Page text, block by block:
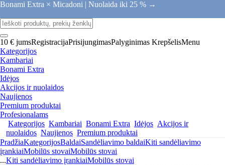
Bonami Extra × Micadoni | Nuolaida iki 25 % →
10 € jumsRegistracijaPrisijungimasPalyginimas KrepšelisMenu
Kategorijos
Kambariai
Bonami Extra
Idėjos
Akcijos ir nuolaidos
Naujienos
Premium produktai
Profesionalams
Kategorijos Kambariai Bonami Extra Idėjos Akcijos ir
nuolaidos Naujienos Premium produktai
PradžiaKategorijosBaldaiSandėliavimo baldaiKiti sandėliavimo
įrankiaiMobilūs stovaiMobilūs stovai
...Kiti sandėliavimo įrankiaiMobilūs stovai